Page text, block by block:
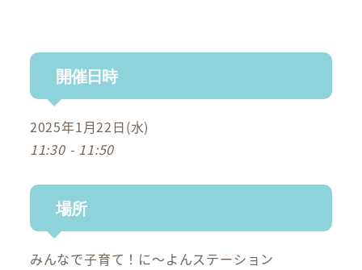
開催日時
2025年1月22日(水)
11:30 - 11:50
場所
みんなで子育て！に～よんステーション